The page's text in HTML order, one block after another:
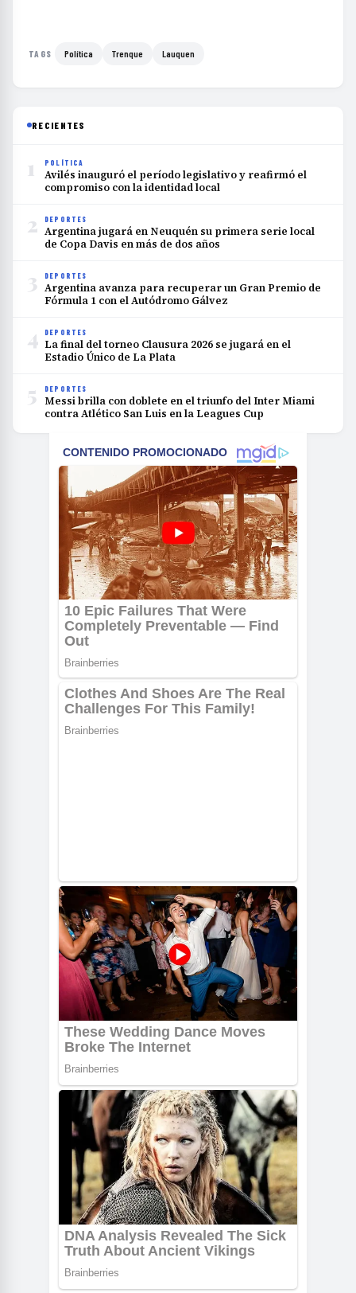
TAGS Política Trenque Lauquen
RECIENTES
1 POLÍTICA
Avilés inauguró el período legislativo y reafirmó el
compromiso con la identidad local
2 DEPORTES
Argentina jugará en Neuquén su primera serie local
de Copa Davis en más de dos años
3 DEPORTES
Argentina avanza para recuperar un Gran Premio de
Fórmula 1 con el Autódromo Gálvez
4 DEPORTES
La final del torneo Clausura 2026 se jugará en el
Estadio Único de La Plata
5 DEPORTES
Messi brilla con doblete en el triunfo del Inter Miami
contra Atlético San Luis en la Leagues Cup